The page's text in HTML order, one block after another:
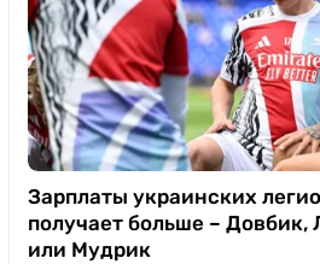
Зарплаты украинских
получает больше – Довбик,
или Мудрик